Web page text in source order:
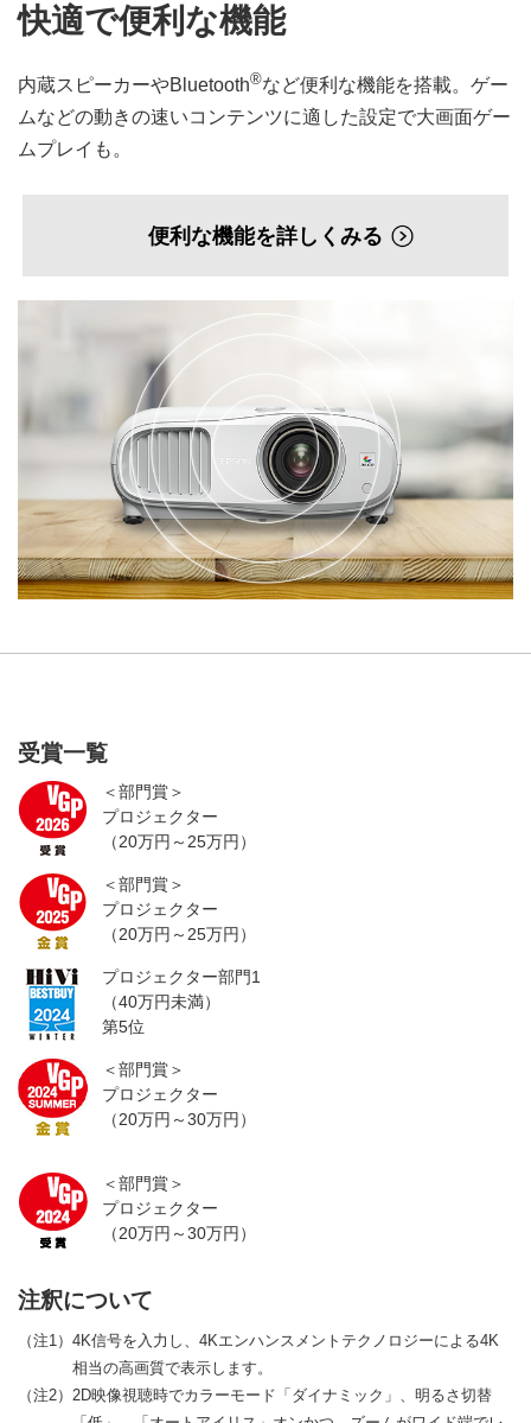
快適で便利な機能
内蔵スピーカーやBluetooth®など便利な機能を搭載。ゲー
ムなどの動きの速いコンテンツに適した設定で大画面ゲー
ムプレイも。
便利な機能を詳しくみる
受賞一覧
＜部門賞＞
プロジェクター
（20万円～25万円）
＜部門賞＞
プロジェクター
（20万円～25万円）
プロジェクター部門1
（40万円未満）
第5位
＜部門賞＞
プロジェクター
（20万円～30万円）
＜部門賞＞
プロジェクター
（20万円～30万円）
注釈について
（注1）4K信号を入力し、4Kエンハンスメントテクノロジーによる4K
相当の高画質で表示します。
（注2）2D映像視聴時でカラーモード「ダイナミック」、明るさ切替